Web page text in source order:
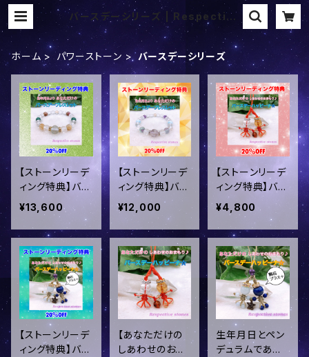
バースデーシリーズ | Respective
stones
ホーム パワーストーン バースデーシリーズ
【ストーンリーデ
ィング特典】バー
スデーブレスレッ
ト(メテオグラス
タイプ)20％OF
F
¥13,600
【ストーンリーデ
ィング特典】バー
スデーブレスレッ
ト(スーパーセブ
ンタイプ)20％O
FF
¥12,000
【ストーンリーデ
ィング特典】バー
スデーハッピー
ナ☆20％OFF
¥4,800
【ストーンリーデ
ィング特典】バー
【あなただけの
しあわせのおま
生年月日とペン
デュラムであな